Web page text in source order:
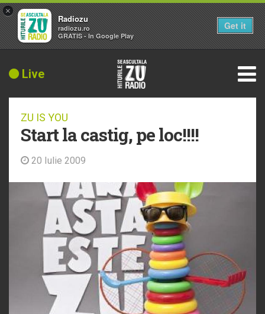
Live
ZU IS YOU
Start la castig, pe loc!!!!
20 Iulie 2009
×
Radiozu
radiozu.ro
GRATIS - In Google Play
Get it